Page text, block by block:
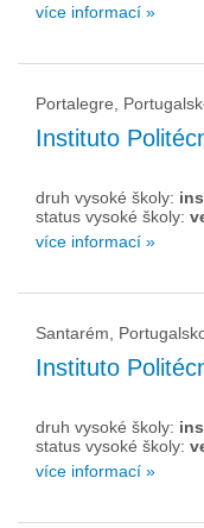
více informací »
Portalegre,
Instituto
druh vysoké školy:
status vysoké školy:
více informací »
Santarém,
Instituto
druh vysoké školy:
status vysoké školy:
více informací »